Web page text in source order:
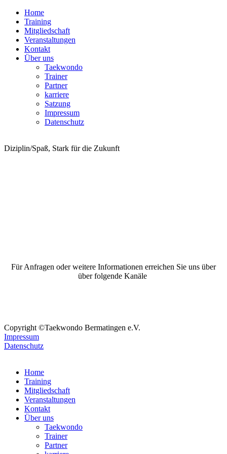
Home
Training
Mitgliedschaft
Veranstaltungen
Kontakt
Über uns
Taekwondo
Trainer
Partner
karriere
Satzung
Impressum
Datenschutz
Diziplin/Spaß, Stark für die Zukunft
Für Anfragen oder weitere Informationen erreichen Sie uns über
über folgende Kanäle
Copyright ©Taekwondo Bermatingen e.V.
Impressum
Datenschutz
Home
Training
Mitgliedschaft
Veranstaltungen
Kontakt
Über uns
Taekwondo
Trainer
Partner